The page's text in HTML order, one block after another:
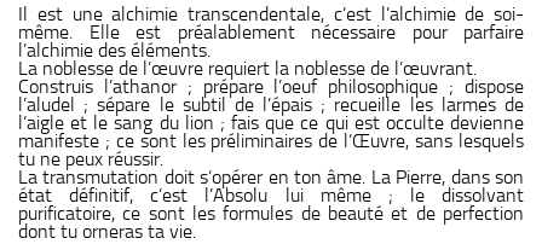
Il est une alchimie transcendentale, c’est l’alchimie de soi-
même. Elle est préalablement nécessaire pour parfaire
l’alchimie des éléments.
La noblesse de l’œuvre requiert la noblesse de l’œuvrant.
Construis l’athanor ; prépare l’oeuf philosophique ; dispose
l’aludel ; sépare le subtil de l’épais ; recueille les larmes de
l’aigle et le sang du lion ; fais que ce qui est occulte devienne
manifeste ; ce sont les préliminaires de l’Œuvre, sans lesquels
tu ne peux réussir.
La transmutation doit s’opérer en ton âme. La Pierre, dans son
état définitif, c’est l’Absolu lui même ; le dissolvant
purificatoire, ce sont les formules de beauté et de perfection
dont tu orneras ta vie.